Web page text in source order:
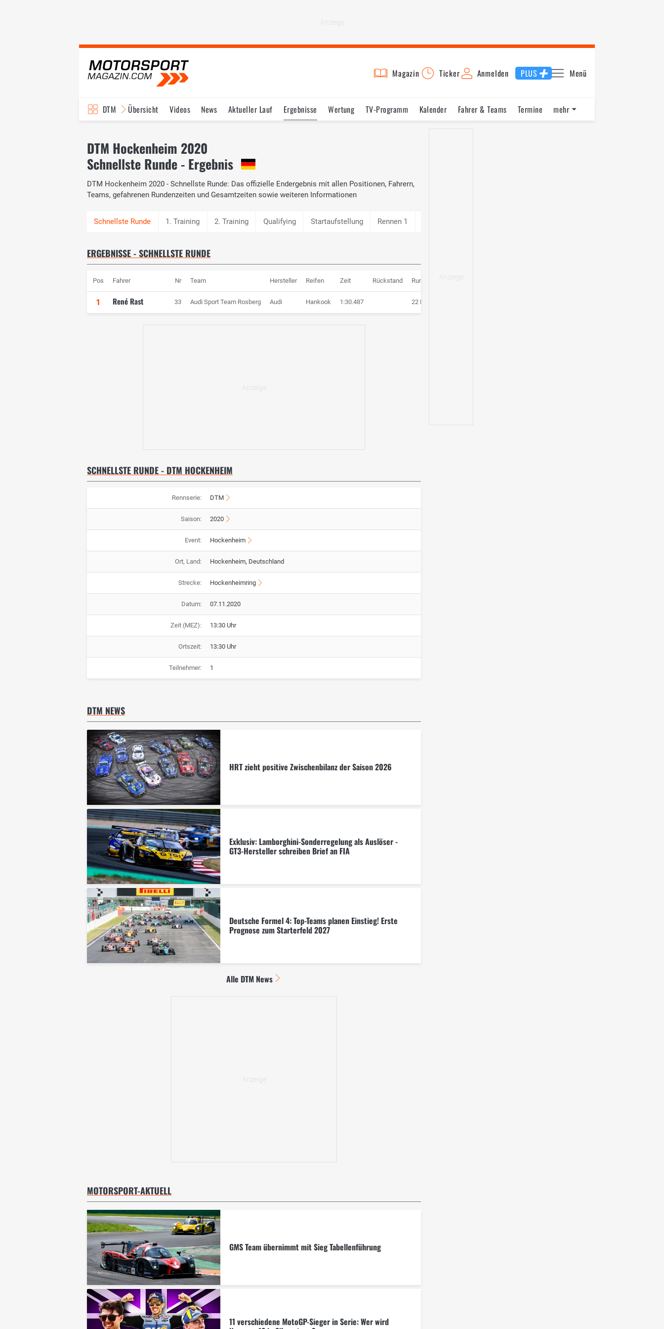
Magazin Ticker Anmelden PLUS Menü
DTM Übersicht Videos News Aktueller Lauf Ergebnisse Wertung TV-Programm Kalender Fahrer & Teams
Termine
mehr
DTM Hockenheim 2020
Schnellste Runde - Ergebnis
DTM Hockenheim 2020 - Schnellste Runde: Das offizielle Endergebnis mit allen Positionen, Fahrern,
Teams, gefahrenen Rundenzeiten und Gesamtzeiten sowie weiteren Informationen
1. Training 2. Training Qualifying Startaufstellung Rennen 1
ERGEBNISSE - SCHNELLSTE RUNDE
Pos Fahrer Nr Team Hersteller Reifen Zeit Rückstand Runden
1 René Rast 33 Audi Sport Team Rosberg Audi Hankook 1:30.487 22 Runden
SCHNELLSTE RUNDE - DTM HOCKENHEIM
Rennserie: DTM
Saison: 2020
Event: Hockenheim
Ort, Land: Hockenheim, Deutschland
Strecke: Hockenheimring
Datum: 07.11.2020
Zeit (MEZ): 13:30 Uhr
Ortszeit: 13:30 Uhr
Teilnehmer: 1
DTM NEWS
HRT zieht positive Zwischenbilanz der Saison 2026
Exklusiv: Lamborghini-Sonderregelung als Auslöser -
GT3-Hersteller schreiben Brief an FIA
Deutsche Formel 4: Top-Teams planen Einstieg! Erste
Prognose zum Starterfeld 2027
Alle DTM News
MOTORSPORT-AKTUELL
GMS Team übernimmt mit Sieg Tabellenführung
11 verschiedene MotoGP-Sieger in Serie: Wer wird